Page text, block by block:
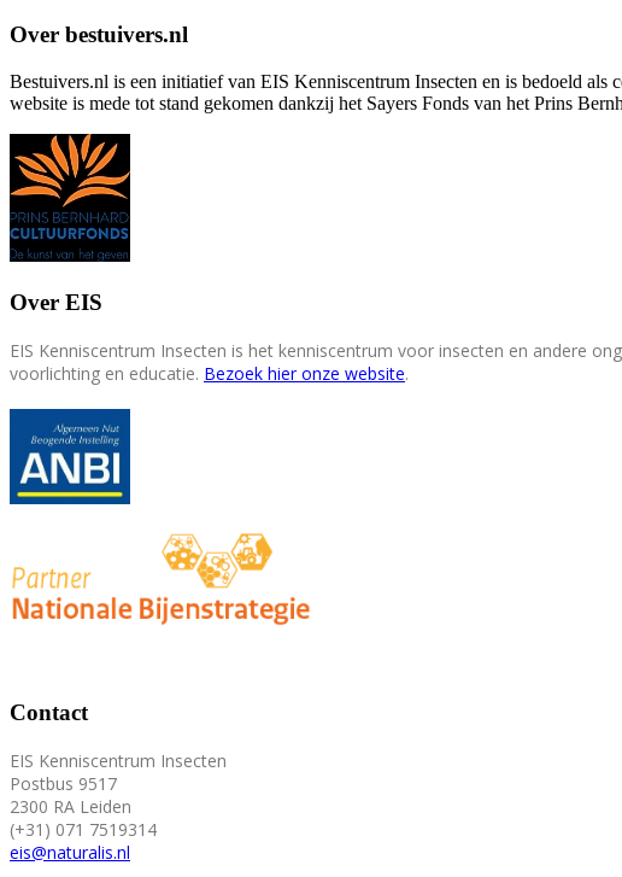
Over bestuivers.nl
Bestuivers.nl is een initiatief van EIS Kenniscentrum Insecten en is bedoeld
website is mede tot stand gekomen dankzij het Sayers Fonds van het Prins
Over EIS
EIS Kenniscentrum Insecten is het kenniscentrum voor insecten en andere
voorlichting en educatie. Bezoek hier onze website.
Contact
EIS Kenniscentrum Insecten
Postbus 9517
2300 RA Leiden
(+31) 071 7519314
eis@naturalis.nl